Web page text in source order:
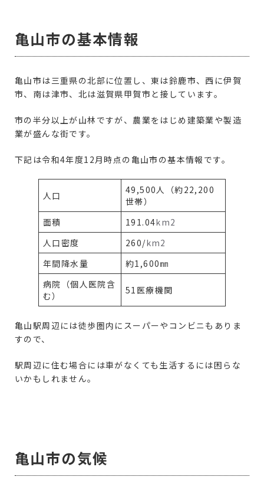
亀山市の基本情報
亀山市は三重県の北部に位置し、東は鈴鹿市、西に伊賀
市、南は津市、北は滋賀県甲賀市と接しています。
市の半分以上が山林ですが、農業をはじめ建築業や製造
業が盛んな街です。
下記は令和4年度12月時点の亀山市の基本情報です。
人口
49,500人（約22,200
世帯）
面積
191.04km2
人口密度
260/km2
年間降水量
約1,600㎜
病院（個人医院含
む）
51医療機関
亀山駅周辺には徒歩圏内にスーパーやコンビニもありま
すので、
駅周辺に住む場合には車がなくても生活するには困らな
いかもしれません。
亀山市の気候